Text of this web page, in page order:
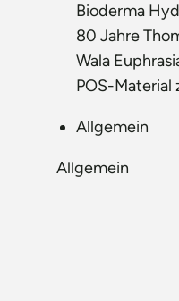
Bioderma
80 Jahre
Wala
POS-Material
Allgemein
Allgemein